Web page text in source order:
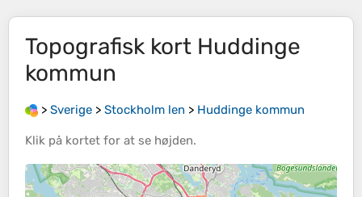
Topografisk kort Huddinge
kommun
> Sverige > Stockholm len > Huddinge kommun
Klik på kortet for at se højden.